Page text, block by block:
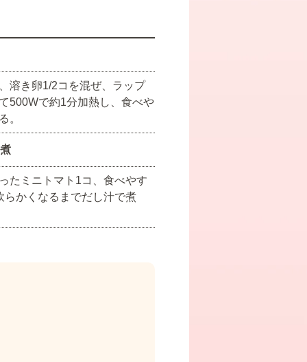
溶き卵1/2コを混ぜ、ラップ
500Wで約1分加熱し、食べや
。
たミニトマト1コ、食べやす
かくなるまでだし汁で煮